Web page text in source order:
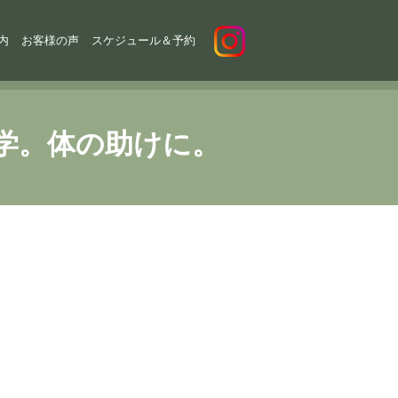
お客様の声 スケジュール＆予約
体の助けに。